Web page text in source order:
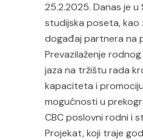
25.2.2025. Danas je u
studijska poseta, kao
događaj partnera na
Prevazilaženje
jaza na tržištu rada
kapaciteta i
mogućnosti u
CBC poslovni rodni i
Projekat, koji traje